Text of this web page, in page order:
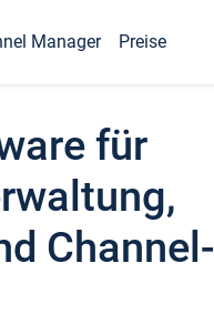
Manager Preise
für
Channel-